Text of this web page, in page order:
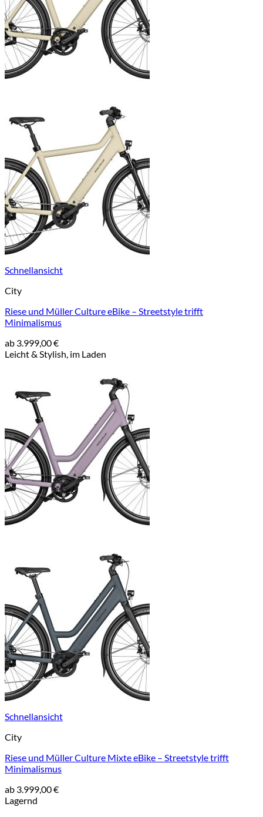
Schnellansicht
City
Riese und Müller Culture eBike – Streetstyle trifft
Minimalismus
ab 3.999,00€
Leicht & Stylish, im Laden
Schnellansicht
City
Riese und Müller Culture Mixte eBike – Streetstyle trifft
Minimalismus
ab 3.999,00€
Lagernd